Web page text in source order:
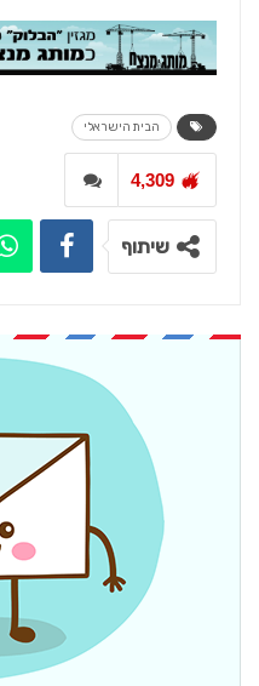
הבית הישראלי
4,309
שיתוף